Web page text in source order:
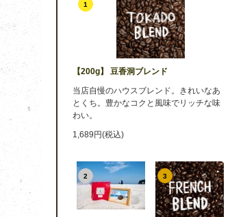
1
【200g】 豆香洞ブレンド
当店自慢のハウスブレンド。きれいなあ
とくち。豊かなコクと風味でリッチな味
わい。
1,689円(税込)
2 3